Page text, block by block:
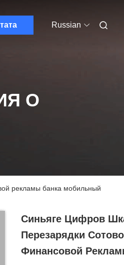
Russian
О
рекламы банка мобильный
Синьяге Цифров
Перезарядки
Финансовой